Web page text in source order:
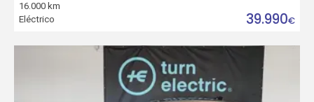
16.000 km
Eléctrico
39.990€